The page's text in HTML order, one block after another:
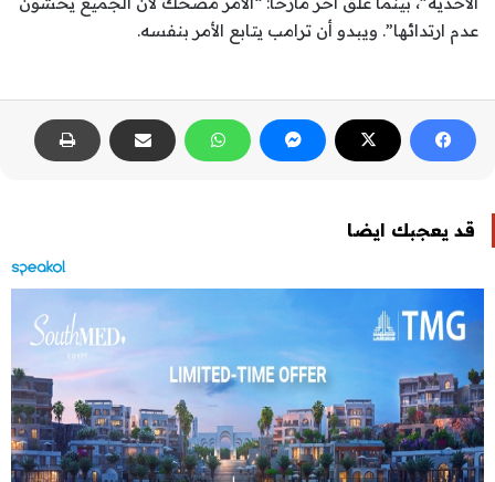
عدم ارتدائها”. ويبدو أن ترامب يتابع الأمر بنفسه.
قد يعجبك ايضا